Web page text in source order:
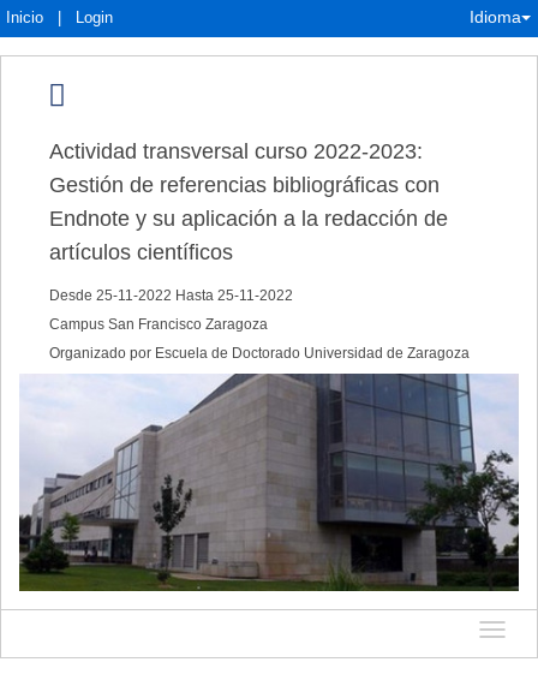
Inicio Login Idioma
Actividad transversal curso 2022-2023:
Gestión de referencias bibliográficas con
Endnote y su aplicación a la redacción de
artículos científicos
Desde 25-11-2022 Hasta 25-11-2022
Campus San Francisco Zaragoza
Organizado por Escuela de Doctorado Universidad de Zaragoza
Idioma